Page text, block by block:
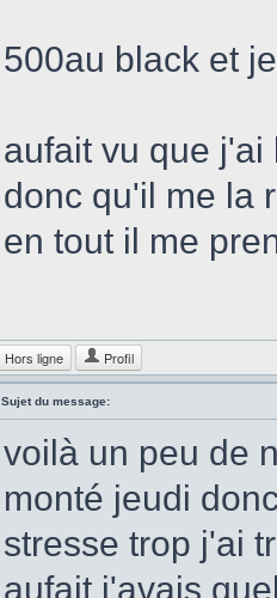
500au black et
aufait vu que
donc qu'il me la
en tout il me
Hors ligne Profil
Sujet du message:
voilà un peu de
monté jeudi
stresse trop j'ai
aufait j'avais